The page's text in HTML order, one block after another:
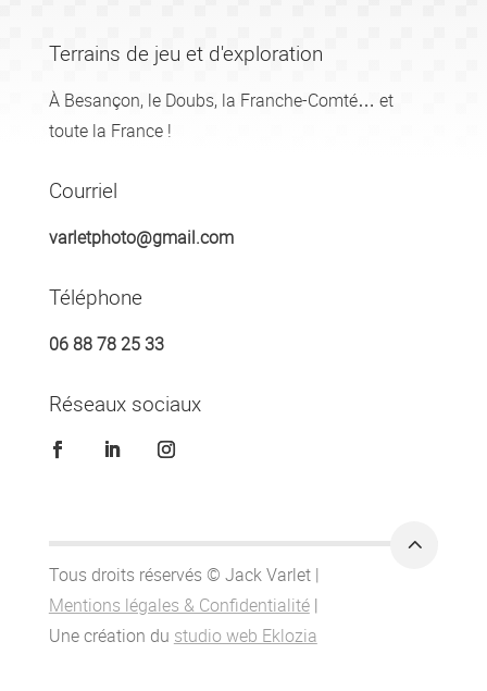
Terrains de jeu et d'exploration
À Besançon, le Doubs, la Franche-Comté… et
toute la France !
Courriel
varletphoto@gmail.com
Téléphone
06 88 78 25 33
Réseaux sociaux
Tous droits réservés © Jack Varlet |
Mentions légales & Confidentialité|
Une création du studio web Eklozia
2